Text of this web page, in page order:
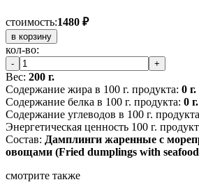
стоимость:1480 ₽
в корзину
кол-во:
- +
Вес: 200 г.
Содержание жира в 100 г. продукта: 0 г.
Содержание белка в 100 г. продукта: 0 г.
Содержание углеводов в 100 г.
Энергетическая ценность 100 г.
Состав: Дамплинги жаренные с
овощами (Fried dumplings with seafood
смотрите также